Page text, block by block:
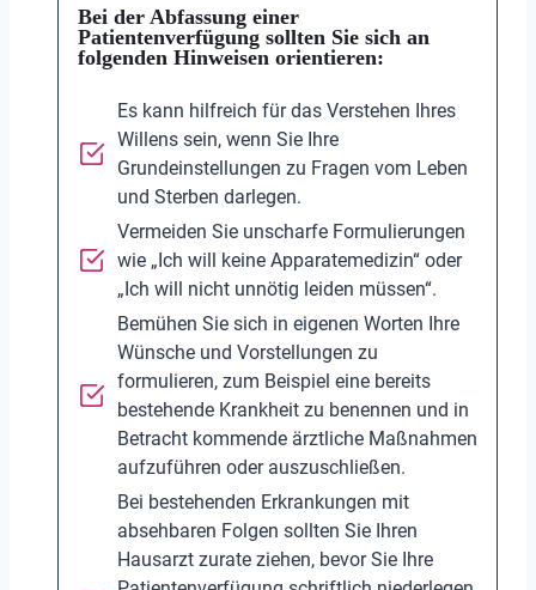
Bei der Abfassung einer
Patientenverfügung sollten Sie sich an
folgenden Hinweisen orientieren:
Es kann hilfreich für das Verstehen Ihres
Willens sein, wenn Sie Ihre
Grundeinstellungen zu Fragen vom Leben
und Sterben darlegen.
Vermeiden Sie unscharfe Formulierungen
wie „Ich will keine Apparatemedizin“ oder
„Ich will nicht unnötig leiden müssen“.
Bemühen Sie sich in eigenen Worten Ihre
Wünsche und Vorstellungen zu
formulieren, zum Beispiel eine bereits
bestehende Krankheit zu benennen und in
Betracht kommende ärztliche Maßnahmen
aufzuführen oder auszuschließen.
Bei bestehenden Erkrankungen mit
absehbaren Folgen sollten Sie Ihren
Hausarzt zurate ziehen, bevor Sie Ihre